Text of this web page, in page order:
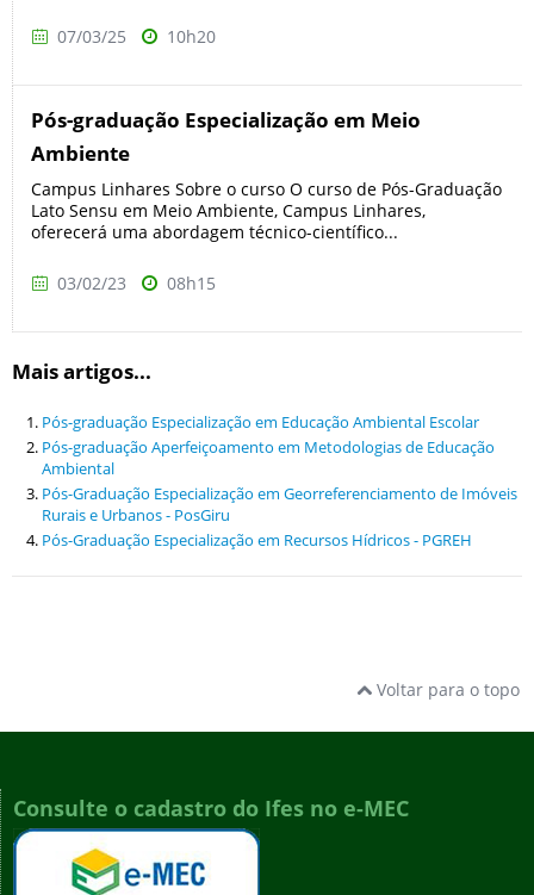
07/03/25 10h20
Pós-graduação Especialização em Meio
Ambiente
Campus Linhares Sobre o curso O curso de Pós-Graduação
Lato Sensu em Meio Ambiente, Campus Linhares,
oferecerá uma abordagem técnico-científico...
03/02/23 08h15
Mais artigos...
Pós-graduação Especialização em Educação Ambiental Escolar
Pós-graduação Aperfeiçoamento em Metodologias de Educação
Ambiental
Pós-Graduação Especialização em Georreferenciamento de Imóveis
Rurais e Urbanos - PosGiru
Pós-Graduação Especialização em Recursos Hídricos - PGREH
Voltar para o topo
Consulte o cadastro do Ifes no e-MEC